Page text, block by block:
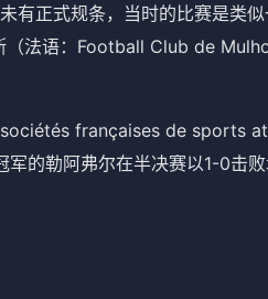
有正式规条，当时的比赛是类
法语：Football Club de
sociétés françaises de sports
的勒阿弗尔在半决赛以1-0击